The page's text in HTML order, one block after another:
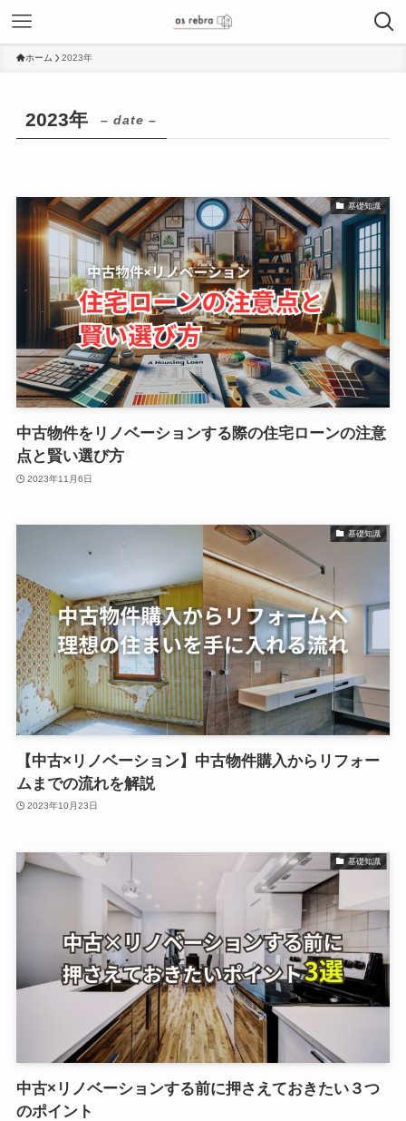
ホーム 2023年
2023年 – date –
基礎知識
中古物件をリノベーションする際の住宅ローンの注意
点と賢い選び方
2023年11月6日
基礎知識
【中古×リノベーション】中古物件購入からリフォー
ムまでの流れを解説
2023年10月23日
基礎知識
中古×リノベーションする前に押さえておきたい３つ
のポイント